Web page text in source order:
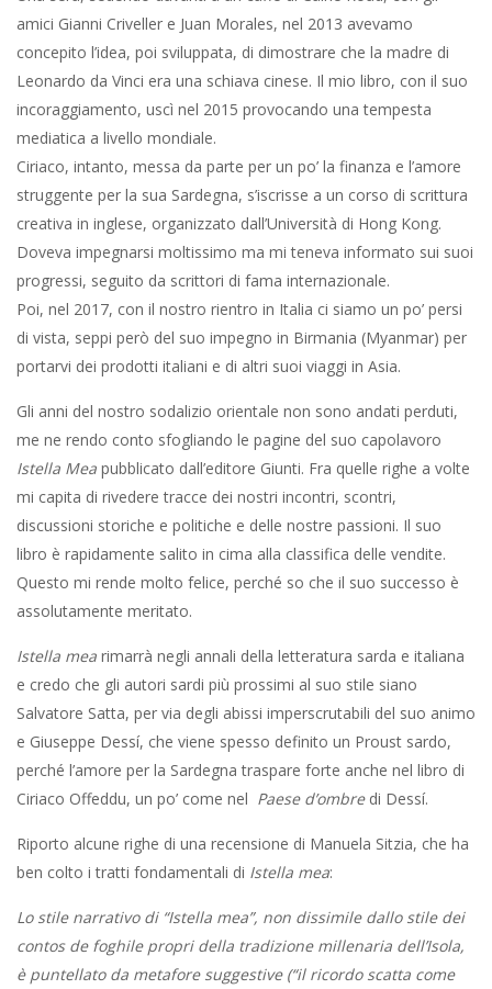
amici Gianni Criveller e Juan Morales, nel 2013 avevamo
concepito l’idea, poi sviluppata, di dimostrare che la madre di
Leonardo da Vinci era una schiava cinese. Il mio libro, con il suo
incoraggiamento, uscì nel 2015 provocando una tempesta
mediatica a livello mondiale.
Ciriaco, intanto, messa da parte per un po’ la finanza e l’amore
struggente per la sua Sardegna, s’iscrisse a un corso di scrittura
creativa in inglese, organizzato dall’Università di Hong Kong.
Doveva impegnarsi moltissimo ma mi teneva informato sui suoi
progressi, seguito da scrittori di fama internazionale.
Poi, nel 2017, con il nostro rientro in Italia ci siamo un po’ persi
di vista, seppi però del suo impegno in Birmania (Myanmar) per
portarvi dei prodotti italiani e di altri suoi viaggi in Asia.
Gli anni del nostro sodalizio orientale non sono andati perduti,
me ne rendo conto sfogliando le pagine del suo capolavoro
Istella Mea pubblicato dall’editore Giunti. Fra quelle righe a volte
mi capita di rivedere tracce dei nostri incontri, scontri,
discussioni storiche e politiche e delle nostre passioni. Il suo
libro è rapidamente salito in cima alla classifica delle vendite.
Questo mi rende molto felice, perché so che il suo successo è
assolutamente meritato.
Istella mea rimarrà negli annali della letteratura sarda e italiana
e credo che gli autori sardi più prossimi al suo stile siano
Salvatore Satta, per via degli abissi imperscrutabili del suo animo
e Giuseppe Dessí, che viene spesso definito un Proust sardo,
perché l’amore per la Sardegna traspare forte anche nel libro di
Ciriaco Offeddu, un po’ come nel Paese d’ombre di Dessí.
Riporto alcune righe di una recensione di Manuela Sitzia, che ha
ben colto i tratti fondamentali di Istella mea:
Lo stile narrativo di “Istella mea”, non dissimile dallo stile dei
contos de foghile propri della tradizione millenaria dell’Isola,
è puntellato da metafore suggestive (“il ricordo scatta come